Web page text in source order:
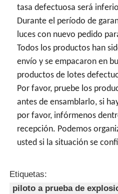
tasa defectuosa será
Durante el período de
luces con nuevo pedido
Todos los productos han
envío y se empacaron en
productos de lotes
Por favor, pruebe los
antes de ensamblarlo, si
por favor, infórmenos
recepción. Podemos
usted si la situación se
Etiquetas:
piloto a prueba de